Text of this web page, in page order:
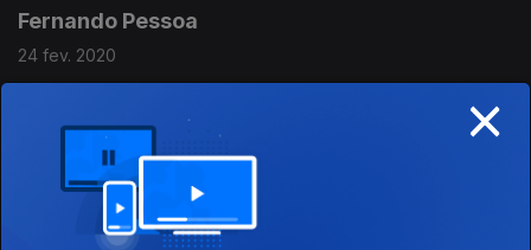
Fernando Pessoa
24 fev. 2020
Jorge de Sena
17 fev. 2020
×